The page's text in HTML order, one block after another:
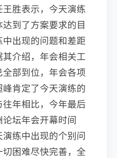
胜表示，今天演练
到了方案要求的目
出现的问题和差距
介绍，年会相关工
部到位，年会各项
肯定了今天演练的
年相比，今年最后
坛年会开幕时间
练中出现的个别问
困难尽快完善，全